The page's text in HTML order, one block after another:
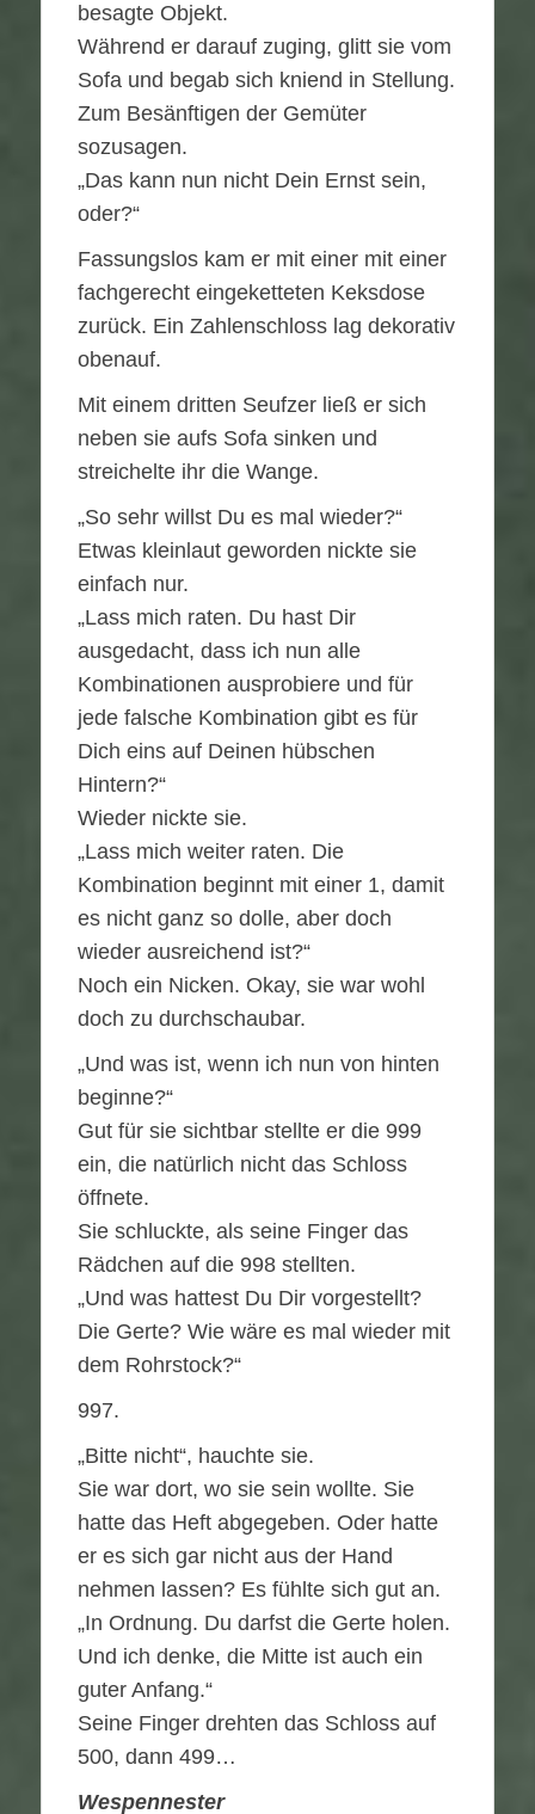
besagte Objekt.
Während er darauf zuging, glitt sie vom
Sofa und begab sich kniend in Stellung.
Zum Besänftigen der Gemüter
sozusagen.
„Das kann nun nicht Dein Ernst sein,
oder?“
Fassungslos kam er mit einer mit einer
fachgerecht eingeketteten Keksdose
zurück. Ein Zahlenschloss lag dekorativ
obenauf.
Mit einem dritten Seufzer ließ er sich
neben sie aufs Sofa sinken und
streichelte ihr die Wange.
„So sehr willst Du es mal wieder?“
Etwas kleinlaut geworden nickte sie
einfach nur.
„Lass mich raten. Du hast Dir
ausgedacht, dass ich nun alle
Kombinationen ausprobiere und für
jede falsche Kombination gibt es für
Dich eins auf Deinen hübschen
Hintern?“
Wieder nickte sie.
„Lass mich weiter raten. Die
Kombination beginnt mit einer 1, damit
es nicht ganz so dolle, aber doch
wieder ausreichend ist?“
Noch ein Nicken. Okay, sie war wohl
doch zu durchschaubar.
„Und was ist, wenn ich nun von hinten
beginne?“
Gut für sie sichtbar stellte er die 999
ein, die natürlich nicht das Schloss
öffnete.
Sie schluckte, als seine Finger das
Rädchen auf die 998 stellten.
„Und was hattest Du Dir vorgestellt?
Die Gerte? Wie wäre es mal wieder mit
dem Rohrstock?“
997.
„Bitte nicht“, hauchte sie.
Sie war dort, wo sie sein wollte. Sie
hatte das Heft abgegeben. Oder hatte
er es sich gar nicht aus der Hand
nehmen lassen? Es fühlte sich gut an.
„In Ordnung. Du darfst die Gerte holen.
Und ich denke, die Mitte ist auch ein
guter Anfang.“
Seine Finger drehten das Schloss auf
500, dann 499…
Wespennester